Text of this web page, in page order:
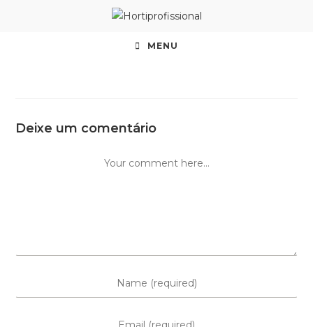
MENU
Deixe um comentário